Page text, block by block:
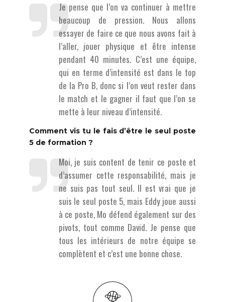
Je pense que l’on va continuer à mettre
beaucoup de pression. Nous allons
essayer de faire ce que nous avons fait à
l’aller, jouer physique et être intense
pendant 40 minutes. C’est une équipe,
qui en terme d’intensité est dans le top
de la Pro B, donc si l’on veut rester dans
le match et le gagner il faut que l’on se
mette à leur niveau d’intensité.
Comment vis tu le fais d’être le seul poste
5 de formation ?
Moi, je suis content de tenir ce poste et
d’assumer cette responsabilité, mais je
ne suis pas tout seul. Il est vrai que je
suis le seul poste 5, mais Eddy joue aussi
à ce poste, Mo défend également sur des
pivots, tout comme David. Je pense que
tous les intérieurs de notre équipe se
complètent et c’est une bonne chose.